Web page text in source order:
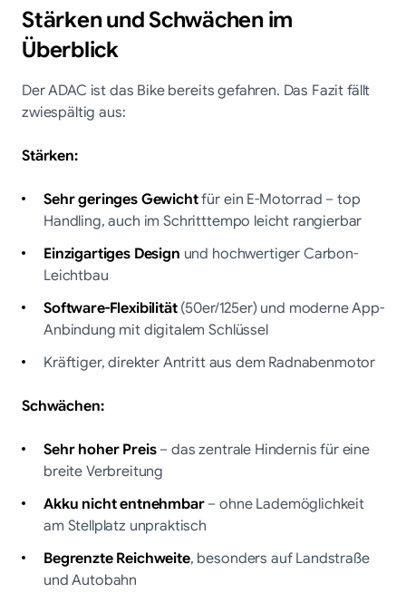
Stärken und Schwächen im
Überblick
Der ADAC ist das Bike bereits gefahren. Das Fazit fällt
zwiespältig aus:
Stärken:
Sehr geringes Gewichtfür ein E-Motorrad – top
Handling, auch im Schritttempo leicht rangierbar
Einzigartiges Design und hochwertiger Carbon-
Leichtbau
Software-Flexibilität(50er/125er) und moderne App-
Anbindung mit digitalem Schlüssel
Kräftiger, direkter Antritt aus dem Radnabenmotor
Schwächen:
Sehr hoher Preis– das zentrale Hindernis für eine
breite Verbreitung
Akku nicht entnehmbar– ohne Lademöglichkeit
am Stellplatz unpraktisch
Begrenzte Reichweite, besonders auf Landstraße
und Autobahn